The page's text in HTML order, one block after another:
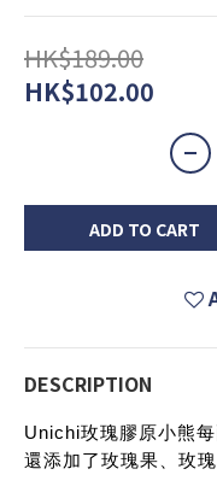
HK$189.00
HK$102.00
ADD TO CART
DESCRIPTION
Unichi玫瑰膠原小熊
還添加了玫瑰果、玫